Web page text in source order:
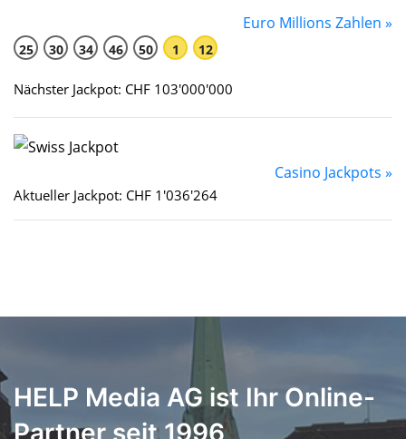
Euro Millions Zahlen »
25 30 34 46 50 1 12
Nächster Jackpot: CHF 103'000'000
Casino Jackpots »
Aktueller Jackpot: CHF 1'036'264
HELP Media AG ist Ihr Online-
Partner seit 1996